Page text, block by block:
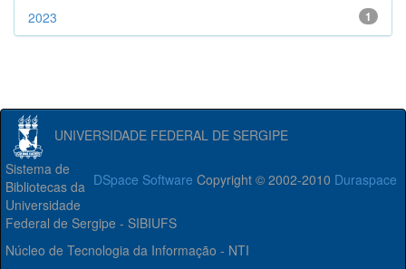
1
2023
UNIVERSIDADE FEDERAL DE SERGIPE
DSpace Software Copyright © 2002-2010 Duraspace
Sistema de
Bibliotecas da
Universidade
Federal de Sergipe - SIBIUFS
Núcleo de Tecnologia da Informação - NTI